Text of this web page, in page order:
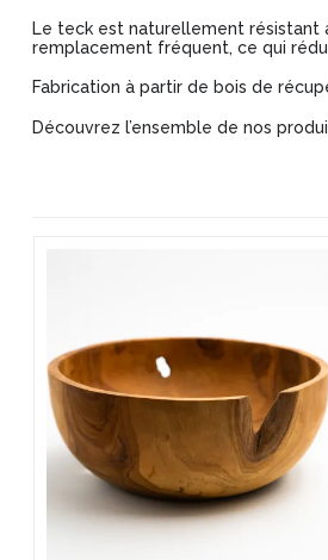
Le teck est naturellement résistant
remplacement fréquent, ce qui
Fabrication à partir de bois de
Découvrez l’ensemble de nos